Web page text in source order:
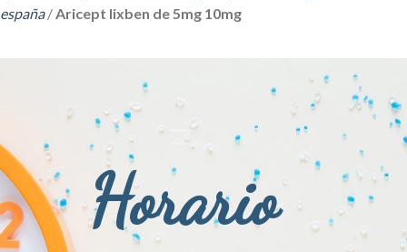
españa/ Aricept lixben de 5mg 10mg
Horario